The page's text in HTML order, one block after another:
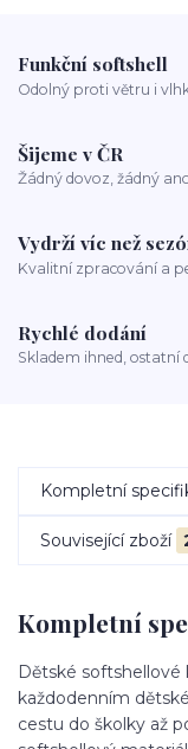
Funkční softshell
Odolný proti větru i
Šijeme v ČR
Žádný dovoz, žádný
Vydrží víc než
Kvalitní zpracování a
Rychlé dodání
Skladem ihned, ostatní
Kompletní
Související zboží
Kompletní
Dětské softshellové
každodenním
cestu do školky až